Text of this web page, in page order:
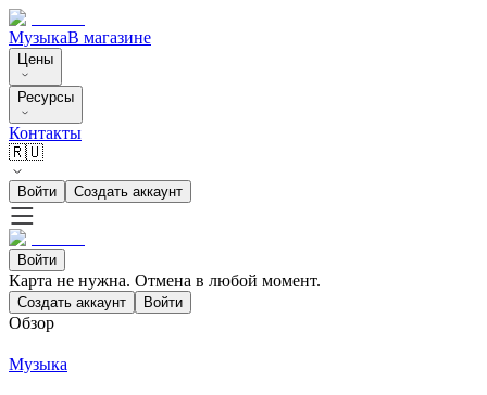
МузыкаВ магазине
Цены
Ресурсы
Контакты
🇷🇺
Войти Создать аккаунт
Войти
Карта не нужна. Отмена в любой момент.
Создать аккаунт Войти
Обзор
Музыка